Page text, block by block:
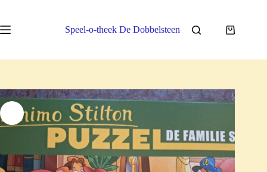
de
inhoud
Speel-o-theek De Dobbelsteen